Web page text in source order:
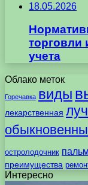
18.05.2026
торговли
учета
Облако меток
Горечавка виды
лекарственная
остролодочник
преимущества
Интересно